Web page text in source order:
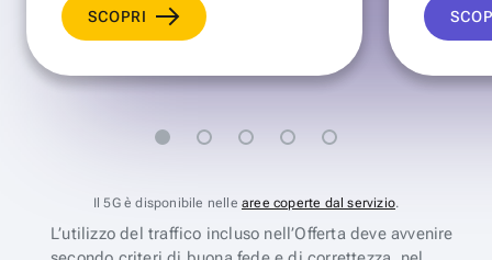
SCOPRI
Il 5G è disponibile nelle aree coperte dal servizio.
L’utilizzo del traffico incluso nell’Offerta deve avvenire